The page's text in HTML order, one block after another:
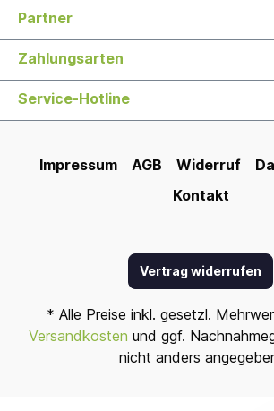
Partner
Zahlungsarten
Service-Hotline
Impressum AGB Widerruf
Kontakt
Vertrag widerrufen
* Alle Preise inkl. gesetzl.
Versandkosten und ggf.
nicht anders